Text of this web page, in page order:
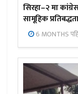
सिरहा–२ मा
सामूहिक
6 MONTHS